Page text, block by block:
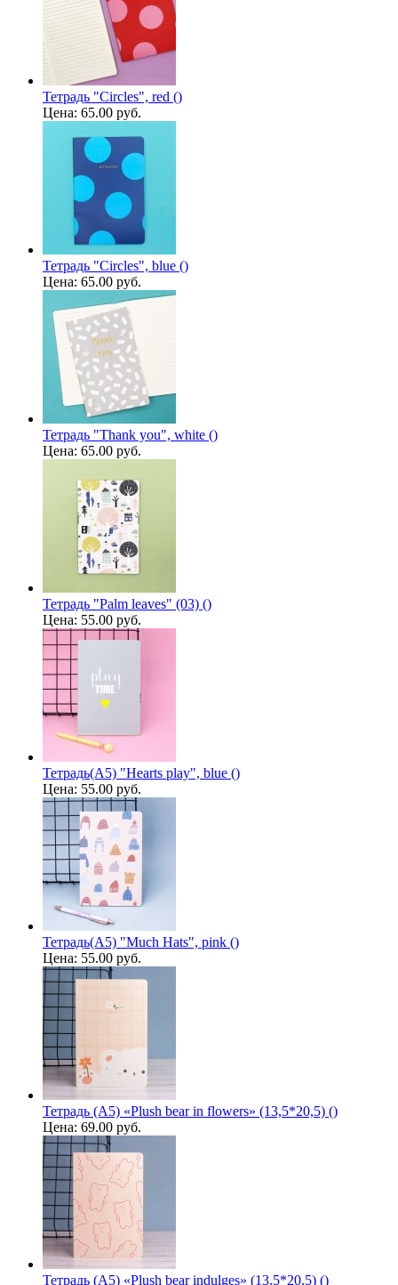
Тетрадь "Circles", red ()
Цена: 65.00 руб.
Тетрадь "Circles", blue ()
Цена: 65.00 руб.
Тетрадь "Thank you", white ()
Цена: 65.00 руб.
Тетрадь "Palm leaves" (03) ()
Цена: 55.00 руб.
Тетрадь(A5) "Hearts play", blue ()
Цена: 55.00 руб.
Тетрадь(A5) "Much Hats", pink ()
Цена: 55.00 руб.
Тетрадь (A5) «Plush bear in flowers» (13,5*20,5) ()
Цена: 69.00 руб.
Тетрадь (A5) «Plush bear indulges» (13,5*20,5) ()